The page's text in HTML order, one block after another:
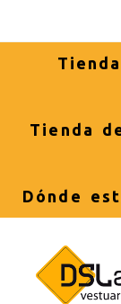
Tienda
Dónde